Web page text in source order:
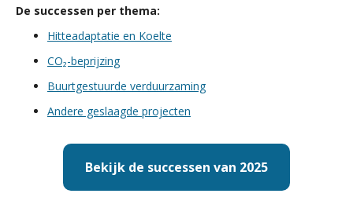
De successen per thema:
Hitteadaptatie en Koelte
CO₂-beprijzing
Buurtgestuurde verduurzaming
Andere geslaagde projecten
Bekijk de successen van 2025